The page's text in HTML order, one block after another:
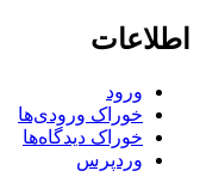
اطلاعات
ورود
خوراک ورودی‌ها
خوراک دیدگاه‌ها
وردپرس